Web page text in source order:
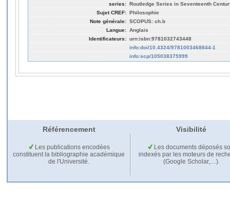
series: Routledge Series in Seventeenth
Sujet CREF: Philosophie
Note générale: SCOPUS: ch.b
Langue: Anglais
Identificateurs: urn:isbn:9781032743448
info:doi/10.4324/9781003468844-1
info:scp/105038375999
Référencement Visibilité
Les publications encodées
constituent la bibliographie académique
de l'Université.
Les documents déposés
indexés par les moteurs de
(Google Scholar,…).